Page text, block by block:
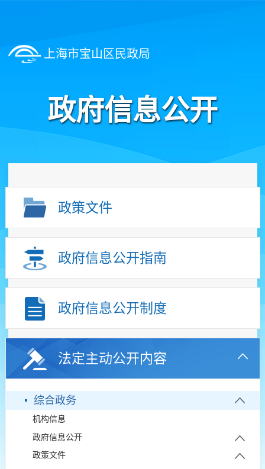
上海市宝山区民政局
政府信息公开
政策文件
政府信息公开指南
政府信息公开制度
法定主动公开内容
综合政务
机构信息
政府信息公开
政府信息公开年报
政策文件